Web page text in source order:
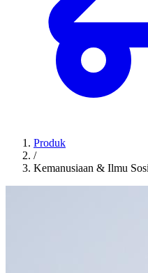
Produk
/
Kemanusiaan & Ilmu